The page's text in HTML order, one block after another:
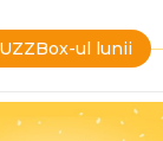
ul lunii